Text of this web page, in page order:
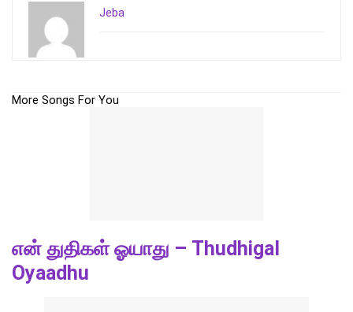
Jeba
More Songs For You
என் துதிகள் ஓயாது – Thudhigal
Oyaadhu